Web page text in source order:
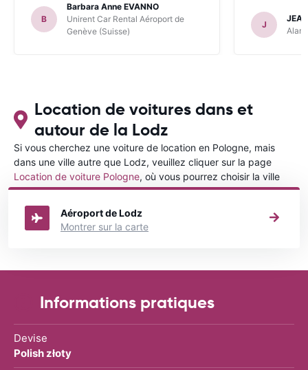
B
Barbara Anne EVANNO
Unirent Car Rental Aéroport de
Genève (Suisse)
J
Location de voitures dans et
autour de la Lodz
Si vous cherchez une voiture de location en Pologne, mais
dans une ville autre que Lodz, veuillez cliquer sur la page
Location de voiture Pologne, où vous pourrez choisir la ville
dans le Pologne où vous souhaitez louer une voiture.
Aéroport de Lodz
Montrer sur la carte
Informations pratiques
Devise
Polish złoty